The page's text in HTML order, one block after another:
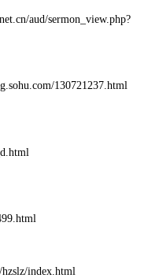
aud/sermon_view.php?
130721237.html
index.html